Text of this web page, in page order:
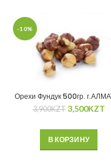
-10%
Орехи Фундук 500гр.
3,900KZT 3,500KZT
В КОРЗИНУ